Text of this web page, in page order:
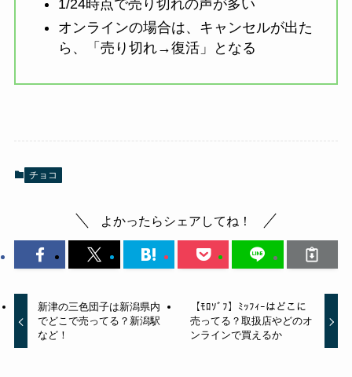
1/24時点で売り切れの声が多い
オンラインの場合は、キャンセルが出た
ら、「売り切れ→復活」となる
チョコ
よかったらシェアしてね！
新津の三色団子は新潟県内
でどこで売ってる？新潟駅
など！
【ﾓﾛｿﾞﾌ】ﾐｯﾌｨｰはどこに
売ってる？取扱店やどのオ
ンラインで買えるか